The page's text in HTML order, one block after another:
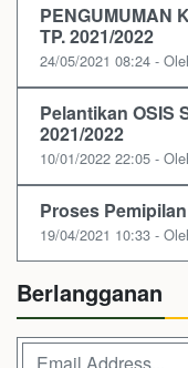
PENGUMUMAN
TP. 2021/2022
24/05/2021 08:24 -
Pelantikan OSIS
2021/2022
10/01/2022 22:05 -
Proses
19/04/2021 10:33 -
Berlangganan